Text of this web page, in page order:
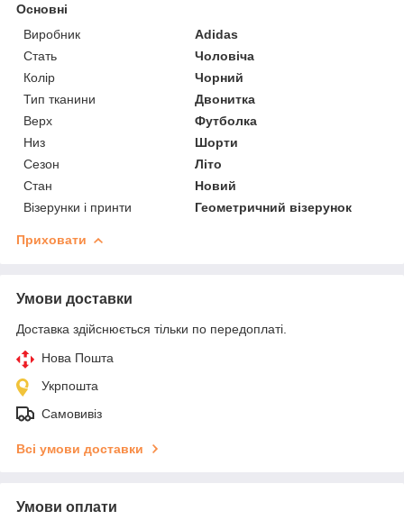
Основні
Виробник
Adidas
Стать
Чоловіча
Колір
Чорний
Тип тканини
Двонитка
Верх
Футболка
Низ
Шорти
Сезон
Літо
Стан
Новий
Візерунки і принти
Геометричний візерунок
Приховати
Умови доставки
Доставка здійснюється тільки по передоплаті.
Нова Пошта
Укрпошта
Самовивіз
Всі умови доставки
Умови оплати